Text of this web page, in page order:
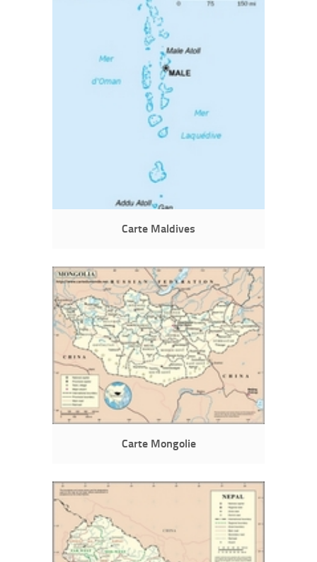
Carte Maldives
Carte Mongolie